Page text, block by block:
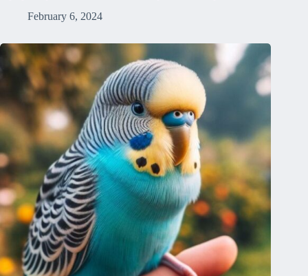
February 6, 2024